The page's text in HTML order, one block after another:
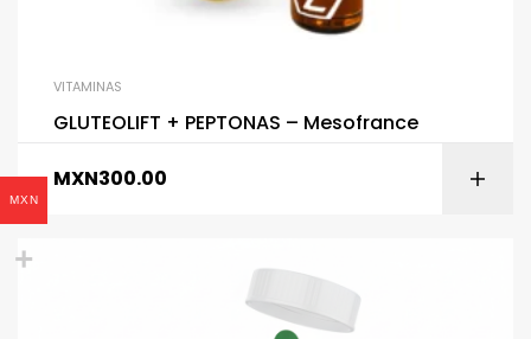
VITAMINAS
GLUTEOLIFT + PEPTONAS – Mesofrance
MXN300.00
MXN